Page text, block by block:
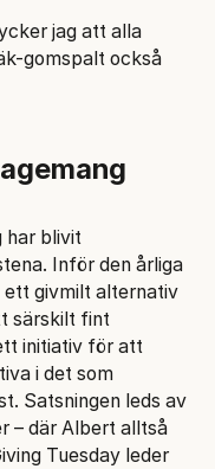
jag att alla
gomspalt också
har blivit
Inför den årliga
ett givmilt alternativ
särskilt fint
initiativ för att
i det som
Satsningen leds av
– där Albert alltså
Tuesday leder